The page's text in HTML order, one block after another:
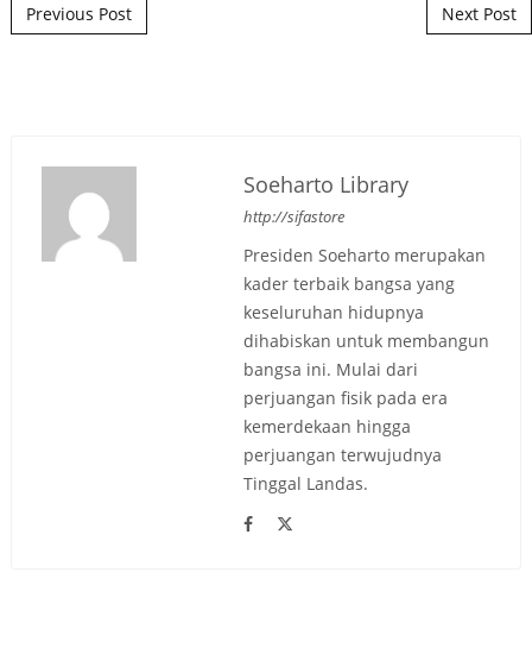
Post navigation
Previous Post Next Post
Soeharto Library
http://sifastore
Presiden Soeharto merupakan
kader terbaik bangsa yang
keseluruhan hidupnya
dihabiskan untuk membangun
bangsa ini. Mulai dari
perjuangan fisik pada era
kemerdekaan hingga
perjuangan terwujudnya
Tinggal Landas.